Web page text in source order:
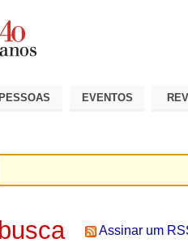
PESSOAS EVENTOS
Assinar um